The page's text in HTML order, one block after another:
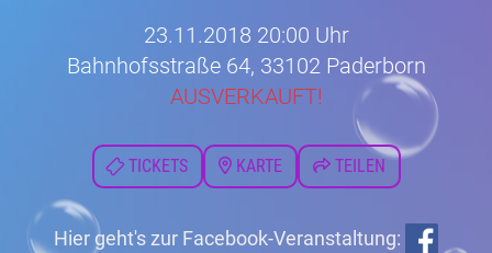
23.11.2018 20:00 Uhr
Bahnhofsstraße 64, 33102 Paderborn
AUSVERKAUFT!
TICKETS KARTE TEILEN
Hier geht's zur Facebook-Veranstaltung: